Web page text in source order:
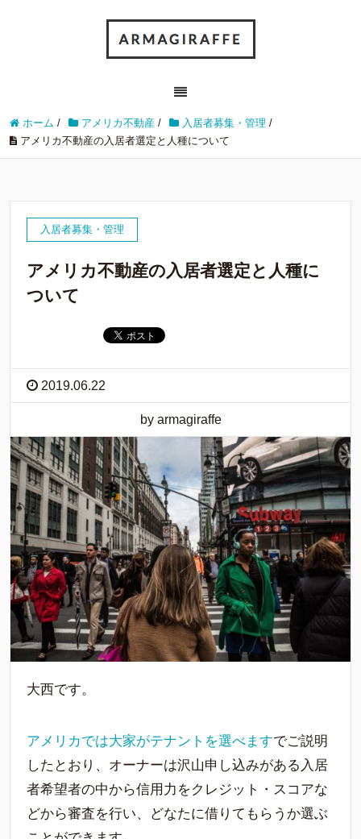
ホーム / アメリカ不動産 / 入居者募集・管理 /
アメリカ不動産の入居者選定と人種について
入居者募集・管理
アメリカ不動産の入居者選定と人種に
ついて
2019.06.22
by armagiraffe
大西です。
アメリカでは大家がテナントを選べますでご説明
したとおり、オーナーは沢山申し込みがある入居
者希望者の中から信用力をクレジット・スコアな
どから審査を行い、どなたに借りてもらうか選ぶ